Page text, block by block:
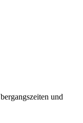
und